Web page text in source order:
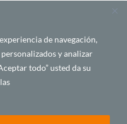
de navegación,
y analizar
todo” usted da su